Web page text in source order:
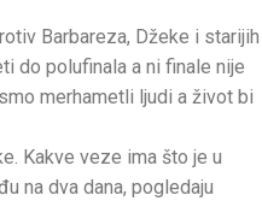
Barbareza, Džeke i starijih
do polufinala a ni finale nije
merhametli ljudi a život bi
Kakve veze ima što je u
na dva dana, pogledaju